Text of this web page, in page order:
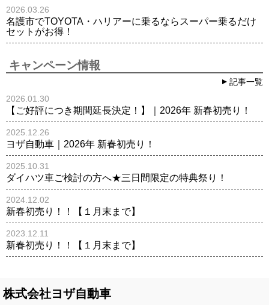
2026.03.26
名護市でTOYOTA・ハリアーに乗るならスーパー乗るだけ
セットがお得！
キャンペーン情報
記事一覧
2026.01.30
【ご好評につき期間延長決定！】｜2026年 新春初売り！
2025.12.26
ヨザ自動車｜2026年 新春初売り！
2025.10.31
ダイハツ車ご検討の方へ★三日間限定の特典祭り！
2024.12.02
新春初売り！！【１月末まで】
2023.12.11
新春初売り！！【１月末まで】
株式会社ヨザ自動車